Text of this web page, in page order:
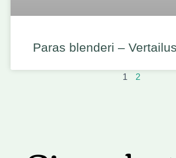
Paras blenderi –
1 2